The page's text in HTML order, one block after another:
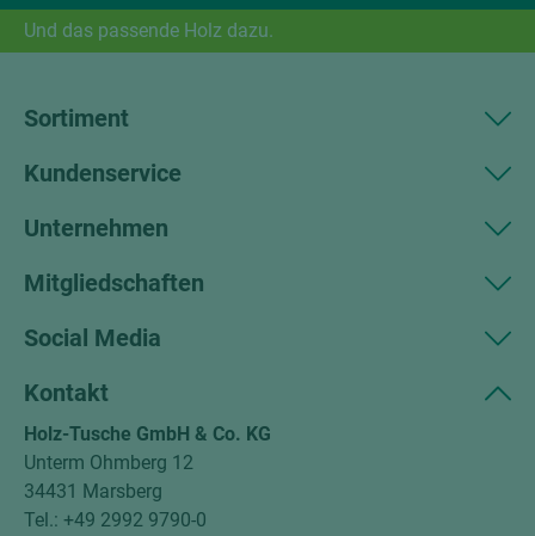
Und das passende Holz dazu.
Sortiment
Kundenservice
Unternehmen
Mitgliedschaften
Social Media
Kontakt
Holz-Tusche GmbH & Co. KG
Unterm Ohmberg 12
34431 Marsberg
Tel.: +49 2992 9790-0